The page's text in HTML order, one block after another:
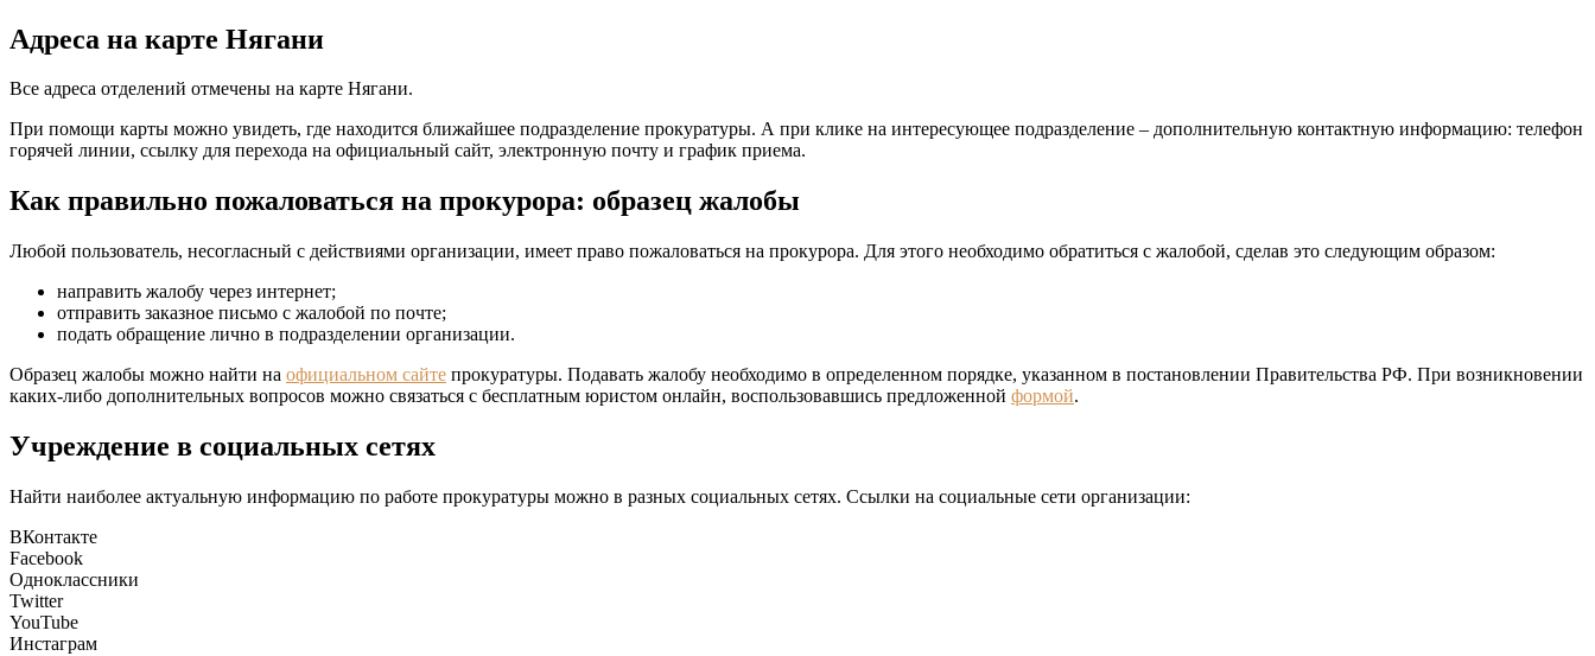
Адреса на карте Нягани
Все адреса отделений отмечены на карте Нягани.
При помощи карты можно увидеть, где находится ближайшее подразделение прокуратуры. А при клике на интересующее подразделение – дополнительную контактную информацию: телефон
горячей линии, ссылку для перехода на официальный сайт, электронную почту и график приема.
Как правильно пожаловаться на прокурора: образец жалобы
Любой пользователь, несогласный с действиями организации, имеет право пожаловаться на прокурора. Для этого необходимо обратиться с жалобой, сделав это следующим образом:
направить жалобу через интернет;
отправить заказное письмо с жалобой по почте;
подать обращение лично в подразделении организации.
Образец жалобы можно найти на официальном сайте прокуратуры. Подавать жалобу необходимо в определенном порядке, указанном в постановлении Правительства РФ. При возникновении
каких-либо дополнительных вопросов можно связаться с бесплатным юристом онлайн, воспользовавшись предложенной формой.
Учреждение в социальных сетях
Найти наиболее актуальную информацию по работе прокуратуры можно в разных социальных сетях. Ссылки на социальные сети организации:
ВКонтакте
Facebook
Одноклассники
Twitter
YouTube
Инстаграм